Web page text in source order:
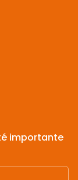
importante